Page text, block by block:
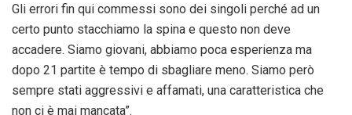
Gli errori fin qui commessi sono dei singoli perché ad un
certo punto stacchiamo la spina e questo non deve
accadere. Siamo giovani, abbiamo poca esperienza ma
dopo 21 partite è tempo di sbagliare meno. Siamo però
sempre stati aggressivi e affamati, una caratteristica che
non ci è mai mancata”.